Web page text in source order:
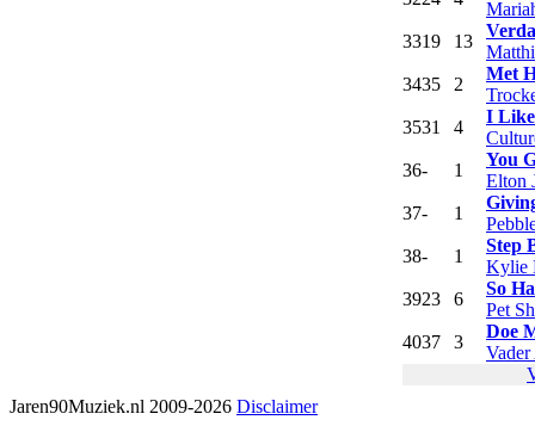
3319 13
3435 2
Met
3531 4
I
36- 1
You
Elton
37- 1
38- 1
Step
Kylie
3923 6
So
Pet
4037 3
Doe
Jaren90Muziek.nl 2009-2026 Disclaimer